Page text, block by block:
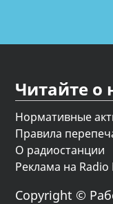
Читайте о
Нормативные
Правила
О радиостанции
Реклама на Radio
Copyright ©